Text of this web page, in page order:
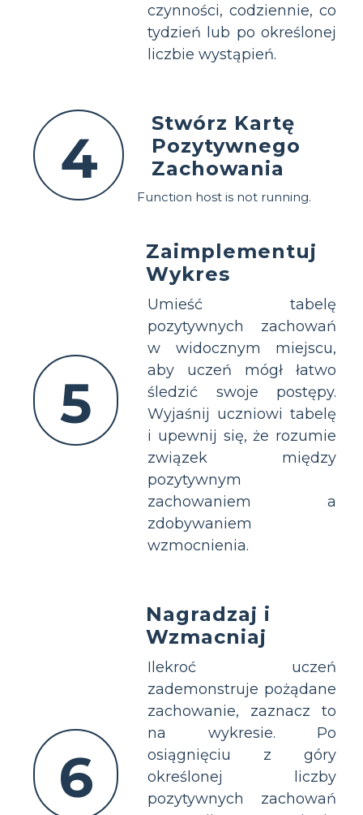
czynności, codziennie, co
tydzień lub po określonej
liczbie wystąpień.
4
Stwórz Kartę
Pozytywnego
Zachowania
Function host is not running.
5
Zaimplementuj
Wykres
Umieść tabelę
pozytywnych zachowań
w widocznym miejscu,
aby uczeń mógł łatwo
śledzić swoje postępy.
Wyjaśnij uczniowi tabelę
i upewnij się, że rozumie
związek między
pozytywnym
zachowaniem a
zdobywaniem
wzmocnienia.
6
Nagradzaj i
Wzmacniaj
Ilekroć uczeń
zademonstruje pożądane
zachowanie, zaznacz to
na wykresie. Po
osiągnięciu z góry
określonej liczby
pozytywnych zachowań